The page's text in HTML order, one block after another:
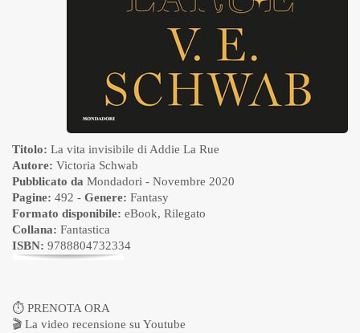
Titolo: La vita invisibile di Addie La Rue
Autore: Victoria Schwab
Pubblicato da Mondadori - Novembre 2020
Pagine: 492 - Genere: Fantasy
Formato disponibile: eBook, Rilegato
Collana: Fantastica
ISBN: 9788804732334
⏱ PRENOTA ORA
🎬 La video recensione su Youtube